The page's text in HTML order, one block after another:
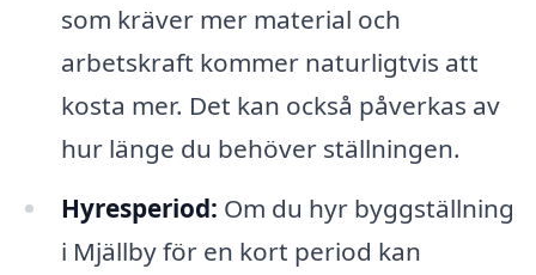
som kräver mer material och
arbetskraft kommer naturligtvis att
kosta mer. Det kan också påverkas av
hur länge du behöver ställningen.
Hyresperiod: Om du hyr byggställning
i Mjällby för en kort period kan